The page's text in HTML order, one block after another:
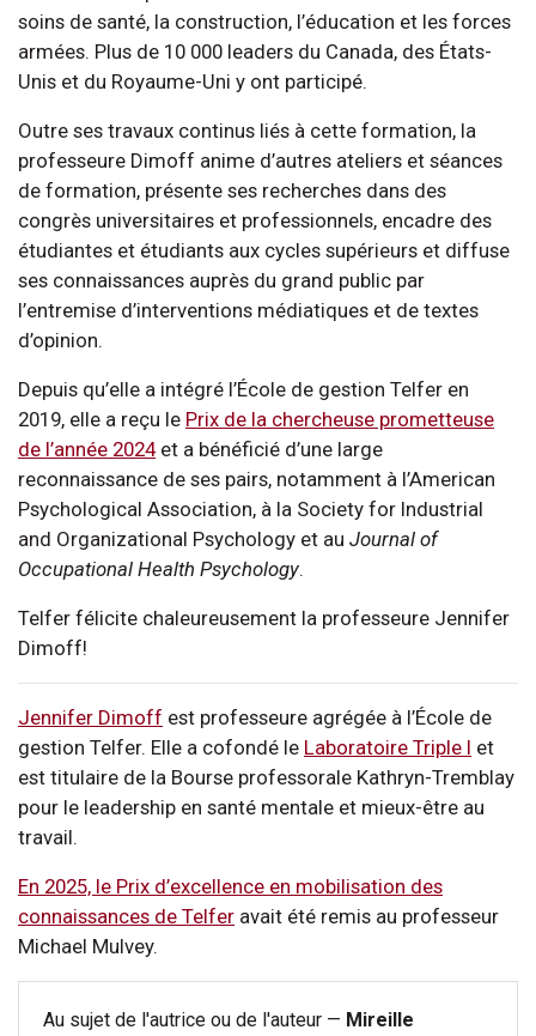
soins de santé, la construction, l’éducation et les forces
armées. Plus de 10 000 leaders du Canada, des États-
Unis et du Royaume-Uni y ont participé.
Outre ses travaux continus liés à cette formation, la
professeure Dimoff anime d’autres ateliers et séances
de formation, présente ses recherches dans des
congrès universitaires et professionnels, encadre des
étudiantes et étudiants aux cycles supérieurs et diffuse
ses connaissances auprès du grand public par
l’entremise d’interventions médiatiques et de textes
d’opinion.
Depuis qu’elle a intégré l’École de gestion Telfer en
2019, elle a reçu le Prix de la chercheuse prometteuse
de l’année 2024et a bénéficié d’une large
reconnaissance de ses pairs, notamment à l’American
Psychological Association, à la Society for Industrial
and Organizational Psychology et au Journal of
Occupational Health Psychology.
Telfer félicite chaleureusement la professeure Jennifer
Dimoff!
Jennifer Dimoff est professeure agrégée à l’École de
gestion Telfer. Elle a cofondé le Laboratoire Triple I et
est titulaire de la Bourse professorale Kathryn-Tremblay
pour le leadership en santé mentale et mieux-être au
travail.
En 2025, le Prix d’excellence en mobilisation des
connaissances de Telfer avait été remis au professeur
Michael Mulvey.
Au sujet de l'autrice ou de l'auteur — Mireille